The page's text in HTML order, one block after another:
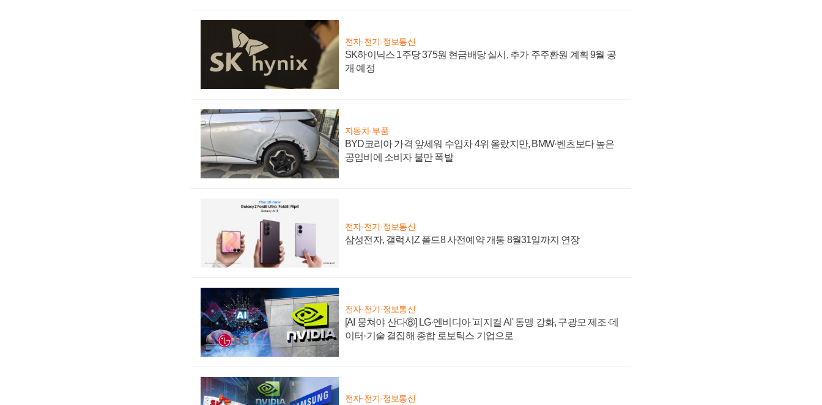
전자·전기·정보통신
SK하이닉스 1주당 375원 현금배당 실시, 추가 주주환원 계획 9월 공
개 예정
자동차·부품
BYD코리아 가격 앞세워 수입차 4위 올랐지만, BMW·벤츠보다 높은
공임비에 소비자 불만 폭발
전자·전기·정보통신
삼성전자, 갤럭시Z 폴드8 사전예약 개통 8월31일까지 연장
전자·전기·정보통신
[AI 뭉쳐야 산다⑧] LG·엔비디아 '피지컬 AI' 동맹 강화, 구광모 제조·데
이터·기술 결집해 종합 로보틱스 기업으로
전자·전기·정보통신